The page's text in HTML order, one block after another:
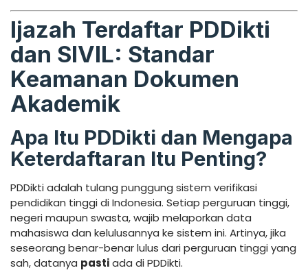
Ijazah Terdaftar PDDikti
dan SIVIL: Standar
Keamanan Dokumen
Akademik
Apa Itu PDDikti dan Mengapa
Keterdaftaran Itu Penting?
PDDikti adalah tulang punggung sistem verifikasi
pendidikan tinggi di Indonesia. Setiap perguruan tinggi,
negeri maupun swasta, wajib melaporkan data
mahasiswa dan kelulusannya ke sistem ini. Artinya, jika
seseorang benar-benar lulus dari perguruan tinggi yang
sah, datanya pastiada di PDDikti.